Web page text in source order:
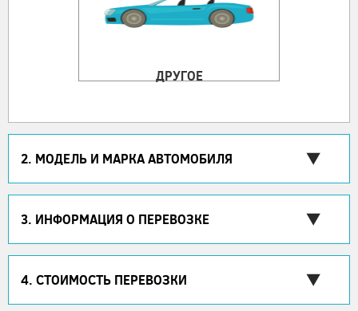
ДРУГОЕ
2. МОДЕЛЬ И МАРКА АВТОМОБИЛЯ
3. ИНФОРМАЦИЯ О ПЕРЕВОЗКЕ
4. СТОИМОСТЬ ПЕРЕВОЗКИ